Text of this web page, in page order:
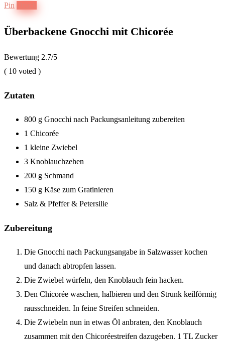
Pin
Überbackene Gnocchi mit Chicorée
Bewertung 2.7/5
( 10 voted )
Zutaten
800 g Gnocchi nach Packungsanleitung zubereiten
1 Chicorée
1 kleine Zwiebel
3 Knoblauchzehen
200 g Schmand
150 g Käse zum Gratinieren
Salz & Pfeffer & Petersilie
Zubereitung
Die Gnocchi nach Packungsangabe in Salzwasser kochen
und danach abtropfen lassen.
Die Zwiebel würfeln, den Knoblauch fein hacken.
Den Chicorée waschen, halbieren und den Strunk keilförmig
rausschneiden. In feine Streifen schneiden.
Die Zwiebeln nun in etwas Öl anbraten, den Knoblauch
zusammen mit den Chicoréestreifen dazugeben. 1 TL Zucker